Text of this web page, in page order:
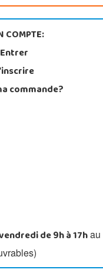
COMPTE:
Entrer
commande?
de 9h à 17hau